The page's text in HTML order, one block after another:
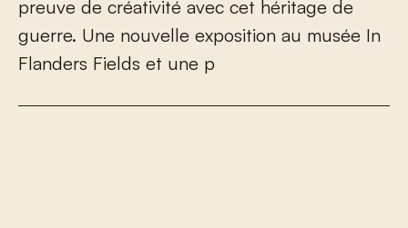
preuve de créativité avec cet héritage de
guerre. Une nouvelle exposition au musée In
Flanders Fields et une p